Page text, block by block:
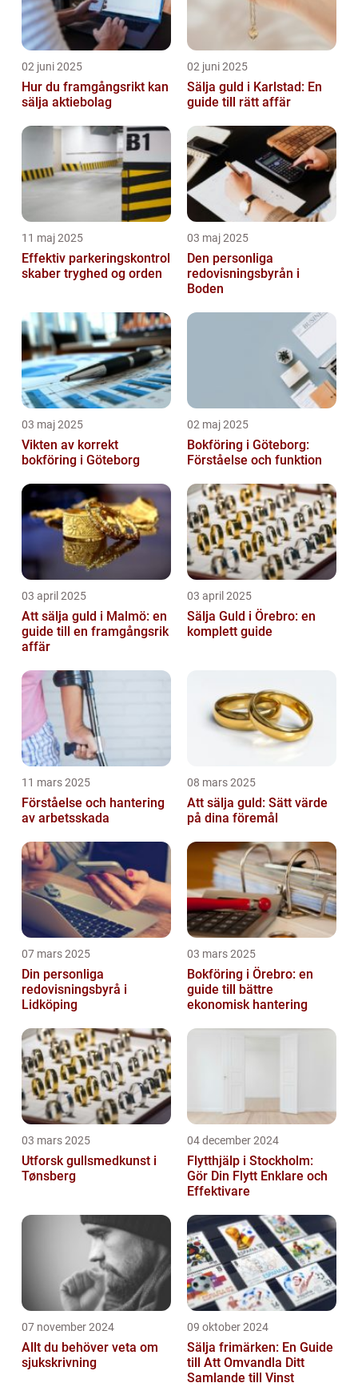
02 juni 2025
Hur du framgångsrikt kan
sälja aktiebolag
02 juni 2025
Sälja guld i Karlstad: En
guide till rätt affär
11 maj 2025
Effektiv parkeringskontrol
skaber tryghed og orden
03 maj 2025
Den personliga
redovisningsbyrån i
Boden
03 maj 2025
Vikten av korrekt
bokföring i Göteborg
02 maj 2025
Bokföring i Göteborg:
Förståelse och funktion
03 april 2025
Att sälja guld i Malmö: en
guide till en framgångsrik
affär
03 april 2025
Sälja Guld i Örebro: en
komplett guide
11 mars 2025
Förståelse och hantering
av arbetsskada
08 mars 2025
Att sälja guld: Sätt värde
på dina föremål
07 mars 2025
Din personliga
redovisningsbyrå i
Lidköping
03 mars 2025
Bokföring i Örebro: en
guide till bättre
ekonomisk hantering
03 mars 2025
Utforsk gullsmedkunst i
Tønsberg
04 december 2024
Flytthjälp i Stockholm:
Gör Din Flytt Enklare och
Effektivare
07 november 2024
Allt du behöver veta om
sjukskrivning
09 oktober 2024
Sälja frimärken: En Guide
till Att Omvandla Ditt
Samlande till Vinst